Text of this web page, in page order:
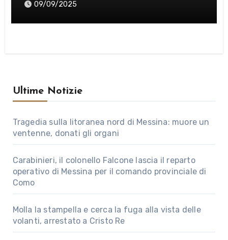
09/09/2025
Ultime Notizie
Tragedia sulla litoranea nord di Messina: muore un
ventenne, donati gli organi
Carabinieri, il colonello Falcone lascia il reparto
operativo di Messina per il comando provinciale di
Como
Molla la stampella e cerca la fuga alla vista delle
volanti, arrestato a Cristo Re